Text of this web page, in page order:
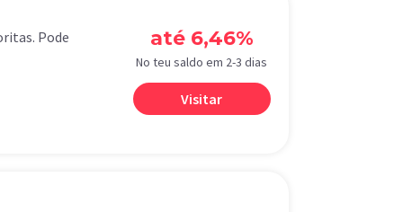
Pode
até 6,46%
No teu saldo em 2-3 dias
Visitar